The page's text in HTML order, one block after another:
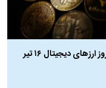
قیمت روز ارز‌های دیجیتال ۱۶ تیر